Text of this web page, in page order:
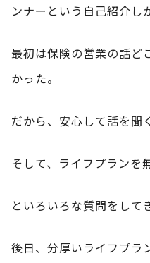
ンナーという自己紹介し
最初は保険の営業の話ど
かった。
だから、安心して話を聞
そして、ライフプランを
といろいろな質問をして
後日、分厚いライフプラ